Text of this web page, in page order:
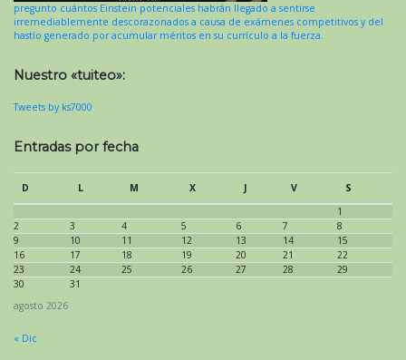
pregunto cuántos Einstein potenciales habrán llegado a sentirse
irremediablemente descorazonados a causa de exámenes competitivos y del
hastío generado por acumular méritos en su currículo a la fuerza.
Nuestro «tuiteo»:
Tweets by ks7000
Entradas por fecha
agosto 2026
D L M X J V
S
1
2
3 4 5 6 7
8
9
10 11 12 13 14
15
16
17 18 19 20 21
22
23
24 25 26 27 28
29
30
31
« Dic